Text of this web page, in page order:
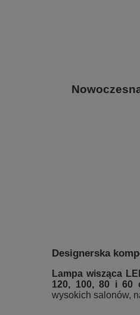
Designerska
Lampa wisząca
120, 100, 80 i 60
wysokich salonów,